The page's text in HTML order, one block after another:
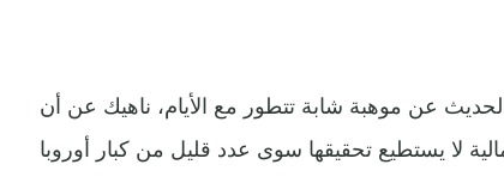
عن موهبة شابة تتطور مع الأيام، ناهيك عن أن